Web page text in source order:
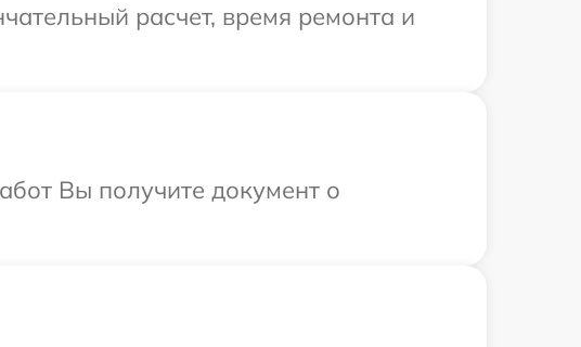
расчет, время ремонта и
Вы получите документ о